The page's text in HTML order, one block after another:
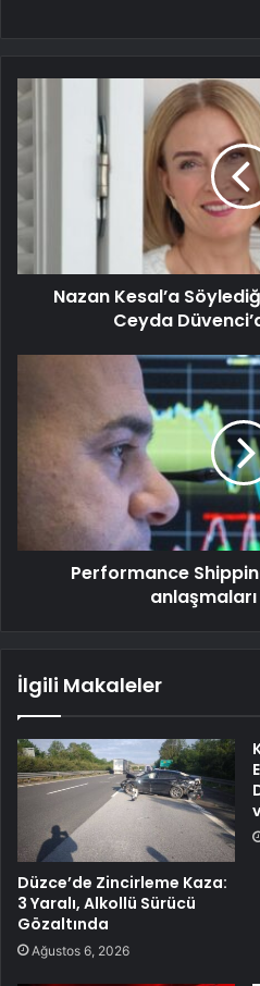
Nazan Kesal’a
Ceyda
Performance
İlgili Makaleler
Düzce’de Zincirleme Kaza:
3 Yaralı, Alkollü Sürücü
Gözaltında
Ağustos 6, 2026